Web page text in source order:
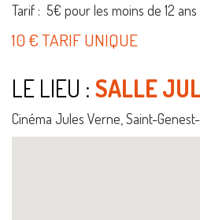
Tarif : 5€ pour les moins de 12 ans
10 € TARIF UNIQUE
LE LIEU : SALLE
Cinéma Jules Verne, Saint-